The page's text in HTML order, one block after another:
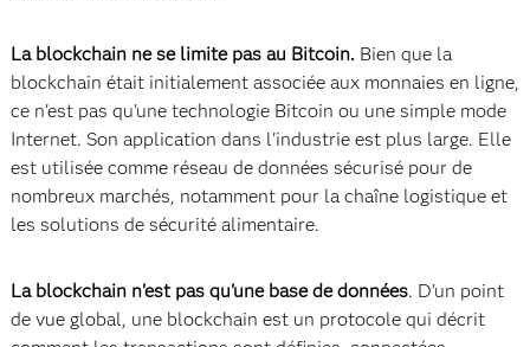
La blockchain ne se limite pas au Bitcoin. Bien que la
blockchain était initialement associée aux monnaies en ligne,
ce n'est pas qu'une technologie Bitcoin ou une simple mode
Internet. Son application dans l'industrie est plus large. Elle
est utilisée comme réseau de données sécurisé pour de
nombreux marchés, notamment pour la chaîne logistique et
les solutions de sécurité alimentaire.
La blockchain n'est pas qu'une base de données. D'un point
de vue global, une blockchain est un protocole qui décrit